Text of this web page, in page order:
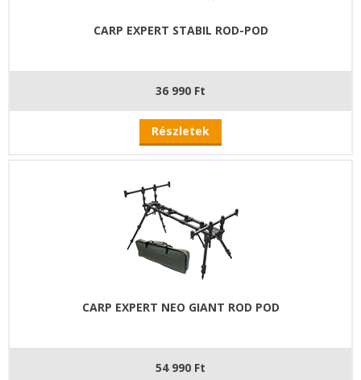
CARP EXPERT STABIL ROD-POD
36 990 Ft
Részletek
CARP EXPERT NEO GIANT ROD POD
54 990 Ft